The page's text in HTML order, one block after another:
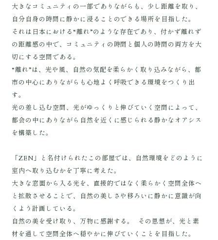
大きなコミュニティの一部でありながらも、少し距離を取り、
自分自身の時間に静かに浸ることのできる場所を目指した。
それは日本における“離れ”のような存在であり、付かず離れず
の距離感の中で、コミュニティの時間と個人の時間の両方を大
切にする空間である。
“離れ”は、光や風、自然の気配を柔らかく取り込みながら、都
市の中心にありながらも心地よく呼吸できる環境をつくり出
す。
光の差し込む空間、光がゆっくりと伸びていく空間によって、
都会の中にありながら自然を近くに感じられる静かなオアシス
を構築した。
「ZEN」と名付けられたこの部屋では、自然環境をどのように
室内へ取り込むかを丁寧に考えた。
大きな窓面から入る光を、直接的ではなく柔らかく空間全体へ
と拡散させることで、自然の美しさや移ろいに静かに意識が向
くよう計画している。
自然の美を受け取り、万物に感謝する。 その思想が、光と素
材を通して空間全体へ穏やかに伸びていくことを目指した。